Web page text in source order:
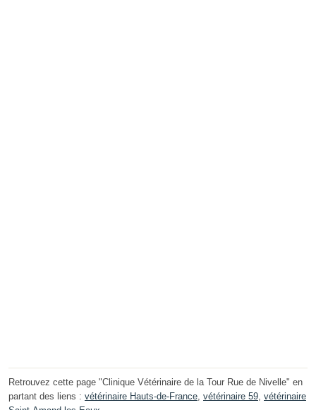
Retrouvez cette page "Clinique Vétérinaire de la Tour Rue de Nivelle" en
partant des liens : vétérinaire Hauts-de-France vétérinaire 59 vétérinaire